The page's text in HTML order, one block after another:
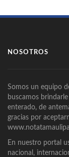
NOSOTROS
Somos un equipo
buscamos
enterado, de
gracias por
En nuestro portal
nacional,